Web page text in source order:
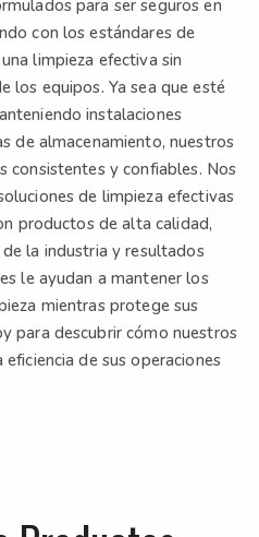
para ser seguros en
con los estándares de
limpieza efectiva sin
los equipos. Ya sea que esté
instalaciones
de almacenamiento, nuestros
consistentes y confiables. Nos
de limpieza efectivas
productos de alta calidad,
la industria y resultados
le ayudan a mantener los
mientras protege sus
para descubrir cómo nuestros
de sus operaciones